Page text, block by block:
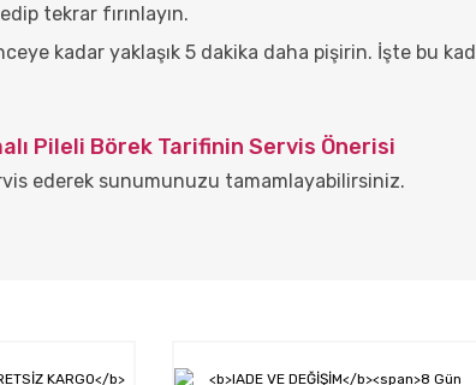
tekrar fırınlayın.
kadar yaklaşık 5 dakika daha pişirin. İşte bu
Pileli Börek Tarifinin Servis Önerisi
ederek sunumunuzu tamamlayabilirsiniz.